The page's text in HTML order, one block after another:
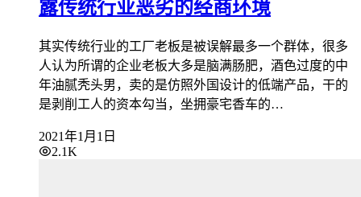
露传统行业恶劣的经商环境
其实传统行业的工厂老板是被误解最多一个群体，很多
人认为所谓的企业老板大多是脑满肠肥，酒色过度的中
年油腻秃头男，卖的是仿照外国设计的低端产品，干的
是剥削工人的资本勾当，坐拥豪宅香车的…
2021年1月1日
2.1K